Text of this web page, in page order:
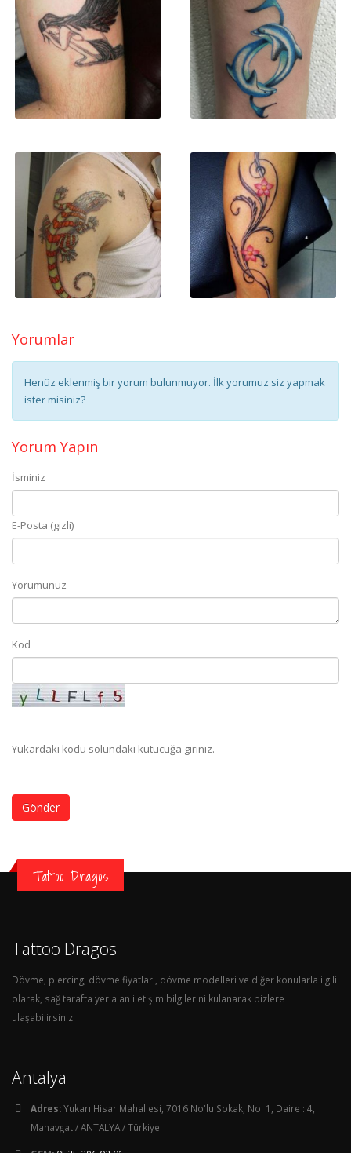
Yorumlar
Henüz eklenmiş bir yorum bulunmuyor. İlk yorumuz siz yapmak
ister misiniz?
Yorum Yapın
İsminiz
E-Posta (gizli)
Yorumunuz
Kod
Yukardaki kodu solundaki kutucuğa giriniz.
Gönder
Tattoo Dragos
Tattoo Dragos
Dövme, piercing, dövme fiyatları, dövme modelleri ve diğer konularla ilgili
olarak, sağ tarafta yer alan iletişim bilgilerini kulanarak bizlere
ulaşabilirsiniz.
Antalya
Adres:Yukarı Hisar Mahallesi, 7016 No'lu Sokak, No: 1, Daire : 4,
Manavgat / ANTALYA / Türkiye